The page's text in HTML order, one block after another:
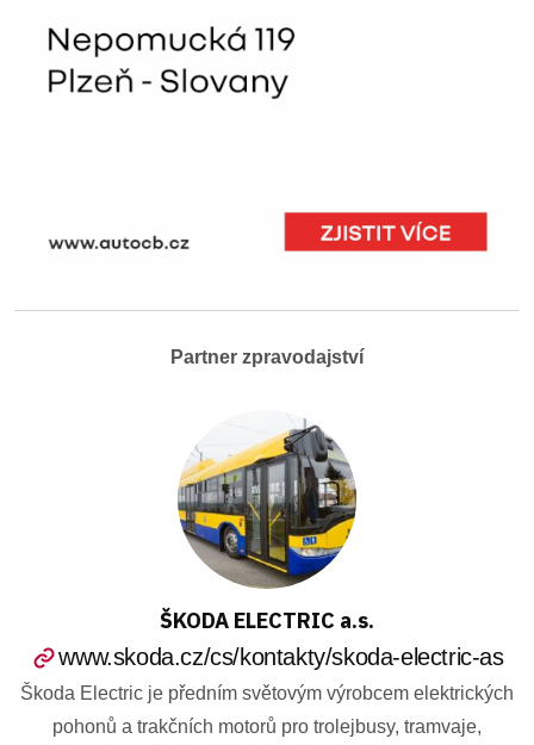
Partner zpravodajství
ŠKODA ELECTRIC a.s.
www.skoda.cz/cs/kontakty/skoda-electric-as
Škoda Electric je předním světovým výrobcem elektrických
pohonů a trakčních motorů pro trolejbusy, tramvaje,